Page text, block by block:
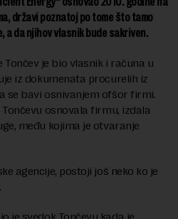
državi poznatoj po tome što tamo
a da njihov vlasnik bude sakriven.
je bio vlasnik i računa u
iz dokumenata procurelih iz
se bavi osnivanjem ofšor firmi.
osnovala firmu, izdala
među kojima je otvaranje
agencije, postoji još neko ko je